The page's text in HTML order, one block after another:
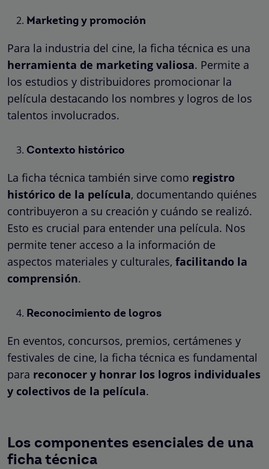
Marketing y promoción
Para la industria del cine, la ficha técnica es una
herramienta de marketing valiosa. Permite a
los estudios y distribuidores promocionar la
película destacando los nombres y logros de los
talentos involucrados.
Contexto histórico
La ficha técnica también sirve como registro
histórico de la película, documentando quiénes
contribuyeron a su creación y cuándo se realizó.
Esto es crucial para entender una película. Nos
permite tener acceso a la información de
aspectos materiales y culturales, facilitando la
comprensión.
Reconocimiento de logros
En eventos, concursos, premios, certámenes y
festivales de cine, la ficha técnica es fundamental
para reconocer y honrar los logros individuales
y colectivos de la película.
Los componentes esenciales de una
ficha técnica